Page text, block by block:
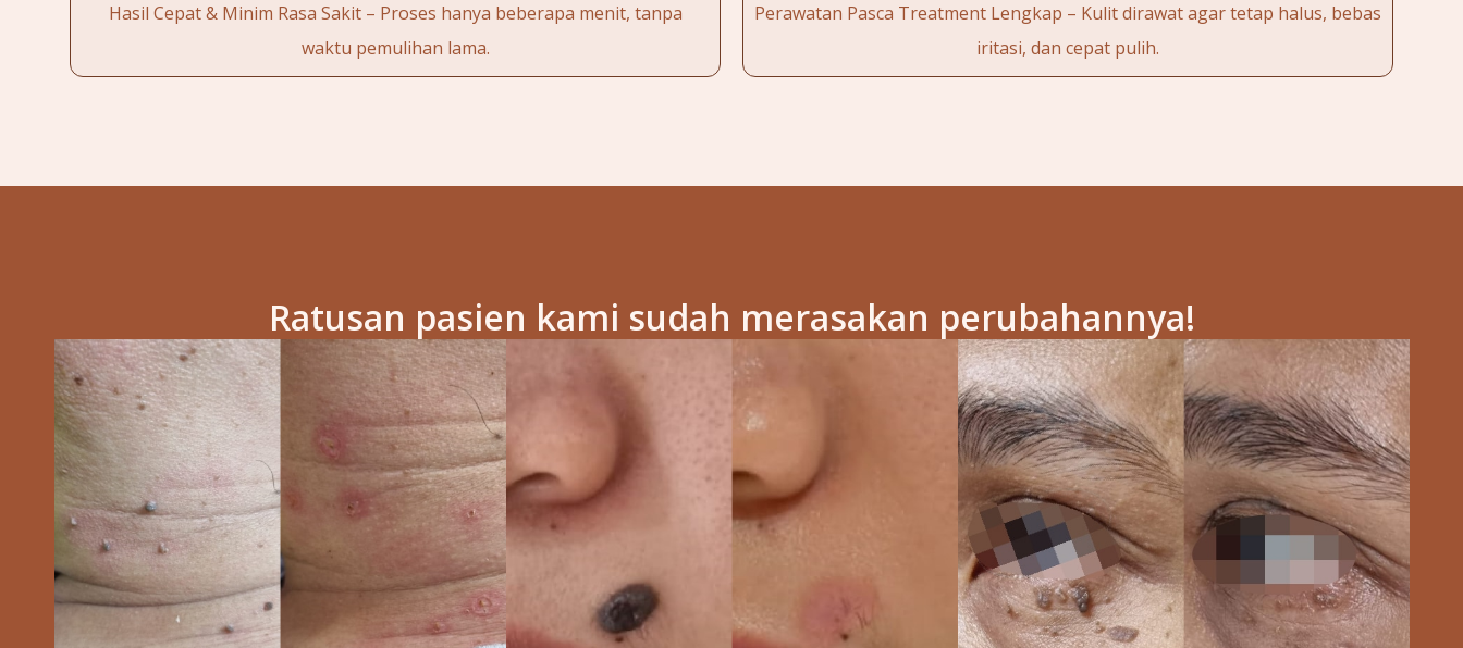
Hasil Cepat & Minim Rasa Sakit – Proses hanya beberapa menit, tanpa
waktu pemulihan lama.
Perawatan Pasca Treatment Lengkap – Kulit dirawat agar tetap halus, bebas
iritasi, dan cepat pulih.
Ratusan pasien kami sudah merasakan perubahannya!